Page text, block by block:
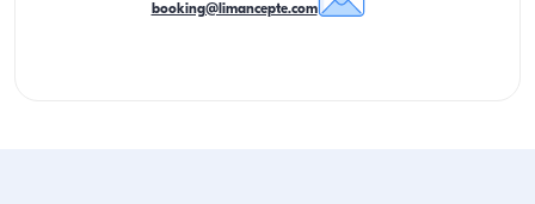
booking@limancepte.com